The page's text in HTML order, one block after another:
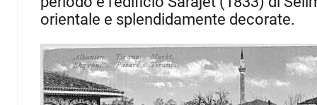
orientale e splendidamente decorate.